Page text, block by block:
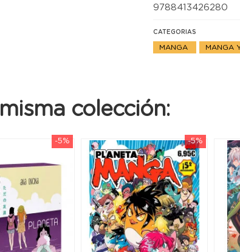
9788413426280
CATEGORIAS
MANGA MANGA
colección:
-5% -5%